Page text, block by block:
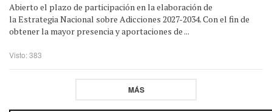
Abierto el plazo de participación en la elaboración de
la Estrategia Nacional sobre Adicciones 2027-2034. Con el fin de
obtener la mayor presencia y aportaciones de ...
Visto: 383
MÁS